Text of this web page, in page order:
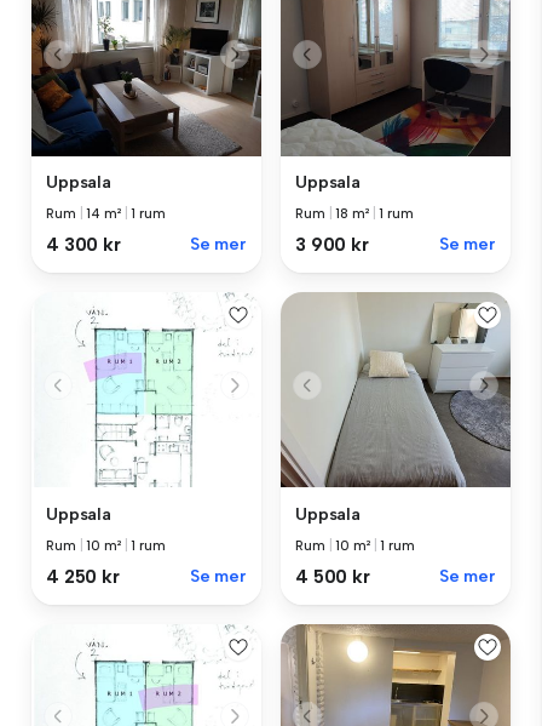
Uppsala
Rum |14 m² |1 rum
4 300 kr Se mer
Uppsala
Rum |18 m² |1 rum
3 900 kr Se mer
Uppsala
Rum |10 m² |1 rum
4 250 kr Se mer
Uppsala
Rum |10 m² |1 rum
4 500 kr Se mer